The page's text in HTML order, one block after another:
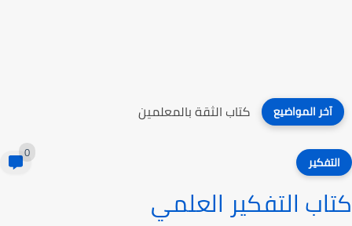
آخر المواضيع كتاب الثقة بالمعلمين
التفكير 0
كتاب التفكير العلمي